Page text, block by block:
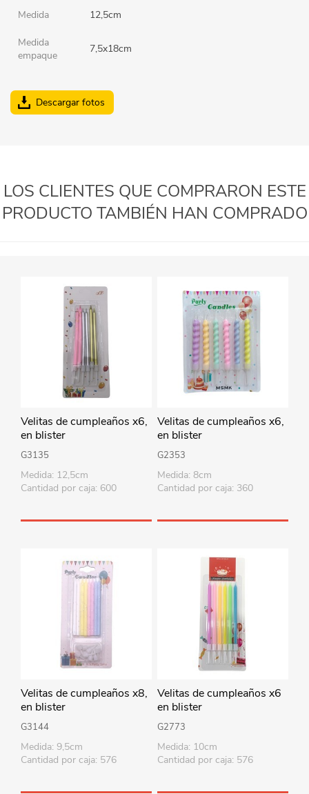
Medida 12,5cm
Medida
empaque
7,5x18cm
Descargar fotos
LOS CLIENTES QUE COMPRARON ESTE
PRODUCTO TAMBIÉN HAN COMPRADO
Velitas de cumpleaños x6,
en blister
G3135
Medida: 12,5cm
Cantidad por caja: 600
Velitas de cumpleaños x6,
en blister
G2353
Medida: 8cm
Cantidad por caja: 360
Velitas de cumpleaños x8,
en blister
G3144
Medida: 9,5cm
Cantidad por caja: 576
Velitas de cumpleaños x6
en blister
G2773
Medida: 10cm
Cantidad por caja: 576